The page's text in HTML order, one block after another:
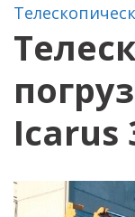
Icarus